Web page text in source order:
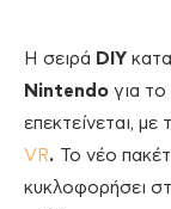
Η σειρά DIY
Nintendo για το
επεκτείνεται, με
VR. Το νέο
κυκλοφορήσει